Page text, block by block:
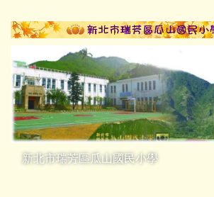
到
主
要
內
容
區
新北市瑞芳區瓜山國民小學